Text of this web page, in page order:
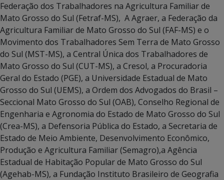
Federação dos Trabalhadores na Agricultura Familiar de
Mato Grosso do Sul (Fetraf-MS), A Agraer, a Federação da
Agricultura Familiar de Mato Grosso do Sul (FAF-MS) e o
Movimento dos Trabalhadores Sem Terra de Mato Grosso
do Sul (MST-MS), a Central Única dos Trabalhadores de
Mato Grosso do Sul (CUT-MS), a Cresol, a Procuradoria
Geral do Estado (PGE), a Universidade Estadual de Mato
Grosso do Sul (UEMS), a Ordem dos Advogados do Brasil –
Seccional Mato Grosso do Sul (OAB), Conselho Regional de
Engenharia e Agronomia do Estado de Mato Grosso do Sul
(Crea-MS), a Defensoria Pública do Estado, a Secretaria de
Estado de Meio Ambiente, Desenvolvimento Econômico,
Produção e Agricultura Familiar (Semagro),a Agência
Estadual de Habitação Popular de Mato Grosso do Sul
(Agehab-MS), a Fundação Instituto Brasileiro de Geografia